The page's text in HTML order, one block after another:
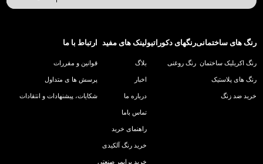
رنگ های ساختمانی
رنگ اکریلیک ساختمان
رنگ های پلاستیک
خرید ضد زنگ
رنگهای دکوراتیو
رنگ روغنی
لینک های مفید
بلاگ
اخبار
درباره ما
تماس باما
راهنمای خرید
خرید رنگ آلکیدی
خرید پرایمر صنعتی
ارتباط با ما
قوانین و مقررات
پرسش ها ی متداول
شکایات، پیشنهادات و انتقادات